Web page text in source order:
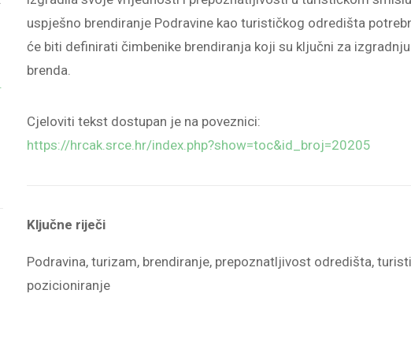
uspješno brendiranje Podravine kao turističkog odredišta
će biti definirati čimbenike brendiranja koji su ključni za izgradnju
brenda.
Cjeloviti tekst dostupan je na poveznici:
https://hrcak.srce.hr/index.php?show=toc&id_broj=20205
Ključne riječi
Podravina, turizam, brendiranje, prepoznatljivost odredišta,
pozicioniranje